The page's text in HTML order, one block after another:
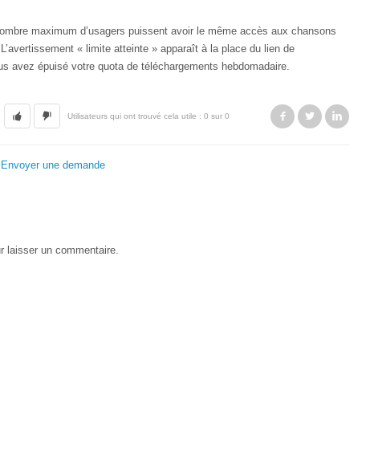
maximum d’usagers puissent avoir le même accès aux chansons
« limite atteinte » apparaît à la place du lien de
avez épuisé votre quota de téléchargements hebdomadaire.
Utilisateurs qui ont trouvé cela utile : 0 sur 0 Facebook
Twitter
Envoyer une demande
laisser un commentaire.